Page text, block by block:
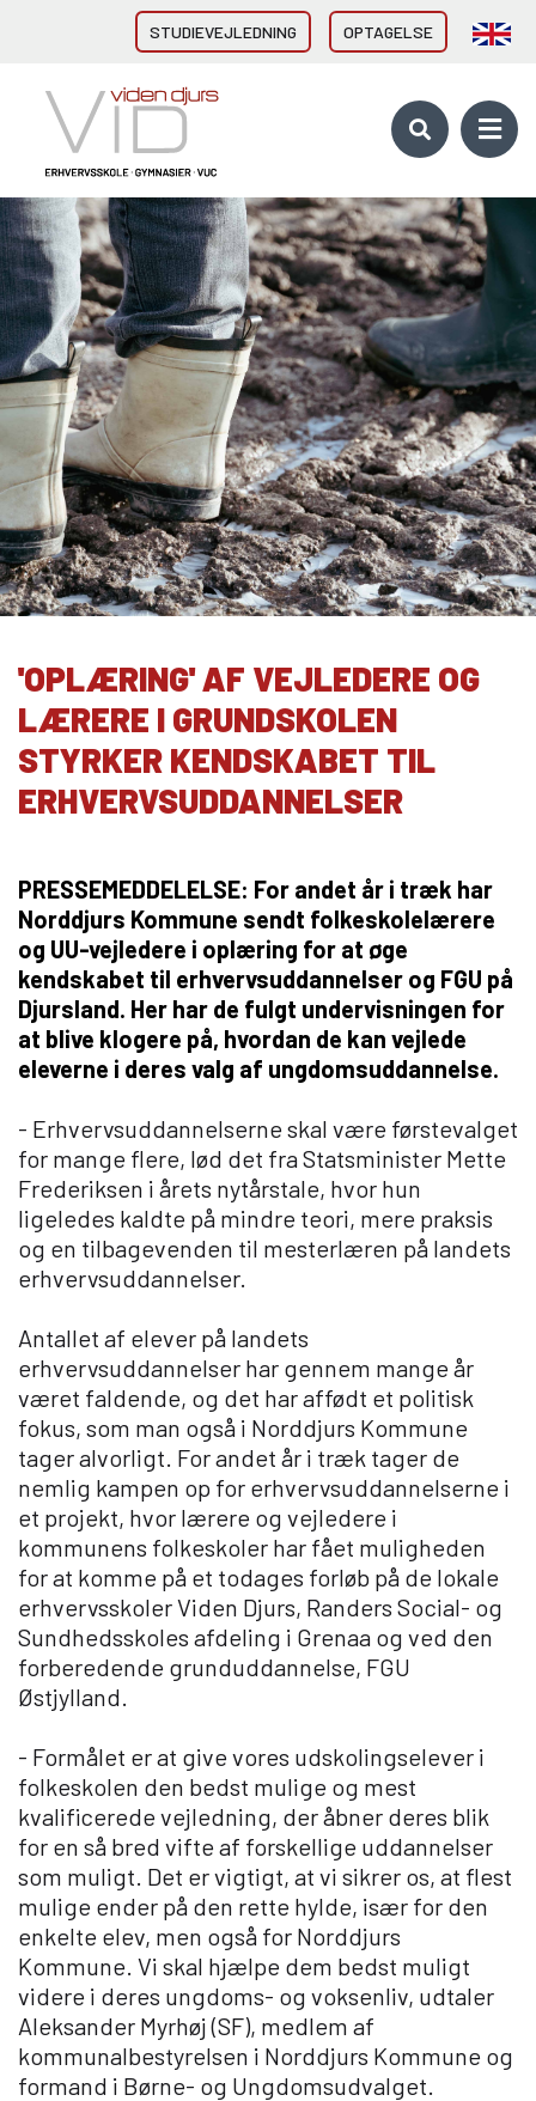
STUDIEVEJLEDNING OPTAGELSE
HHX Grenaa
HHX Rønde
HTX Grenaa
HF-enkeltfag - Grenaa, Hornslet
Brobygning/introforløb
VID ERHVERVSUDDANNELSER
Direkte fra 9/10. klasse
Erhvervsuddannelser (EUD, EUX)
Brobygning/introforløb
10. KLASSE
10KCD og EUD10
COLLEGE TILBUD
Game College
Brazil Football College
VID DETAIL
Elevuddannelser
AMU kurser
Akademiuddannelser
VUC OG EFTERUDDANNELSE
VUC (HF-enkeltfag, AVU, FVU, OBU)
Efteruddannelse (AMU)
Om Viden Djurs
Læreplads og virksomheder
Mød os
Kontakt
Skolehjem/Campus
Nyheder
Elevfortællinger
Job på Viden Djurs
Kvalitet
Brochurereol
Oplæsning af tekst
'OPLÆRING' AF VEJLEDERE OG
LÆRERE I GRUNDSKOLEN
STYRKER KENDSKABET TIL
ERHVERVSUDDANNELSER
PRESSEMEDDELELSE: For andet år i træk har
Norddjurs Kommune sendt folkeskolelærere
og UU-vejledere i oplæring for at øge
kendskabet til erhvervsuddannelser og FGU på
Djursland. Her har de fulgt undervisningen for
at blive klogere på, hvordan de kan vejlede
eleverne i deres valg af ungdomsuddannelse.
- Erhvervsuddannelserne skal være førstevalget
for mange flere, lød det fra Statsminister Mette
Frederiksen i årets nytårstale, hvor hun
ligeledes kaldte på mindre teori, mere praksis
og en tilbagevenden til mesterlæren på landets
erhvervsuddannelser.
Antallet af elever på landets
erhvervsuddannelser har gennem mange år
været faldende, og det har affødt et politisk
fokus, som man også i Norddjurs Kommune
tager alvorligt. For andet år i træk tager de
nemlig kampen op for erhvervsuddannelserne i
et projekt, hvor lærere og vejledere i
kommunens folkeskoler har fået muligheden
for at komme på et todages forløb på de lokale
erhvervsskoler Viden Djurs, Randers Social- og
Sundhedsskoles afdeling i Grenaa og ved den
forberedende grunduddannelse, FGU
Østjylland.
- Formålet er at give vores udskolingselever i
folkeskolen den bedst mulige og mest
kvalificerede vejledning, der åbner deres blik
for en så bred vifte af forskellige uddannelser
som muligt. Det er vigtigt, at vi sikrer os, at flest
mulige ender på den rette hylde, især for den
enkelte elev, men også for Norddjurs
Kommune. Vi skal hjælpe dem bedst muligt
videre i deres ungdoms- og voksenliv, udtaler
Aleksander Myrhøj (SF), medlem af
kommunalbestyrelsen i Norddjurs Kommune og
formand i Børne- og Ungdomsudvalget.